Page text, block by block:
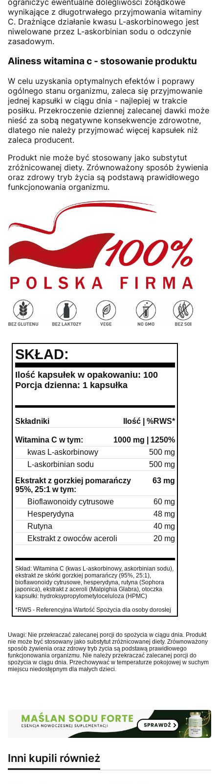
ograniczyć ewentualne dolegliwości żołądkowe
wynikające z długotrwałego przyjmowania witaminy
C. Drażniące działanie kwasu L-askorbinowego jest
niwelowane przez L-askorbinian sodu o odczynie
zasadowym.
Aliness witamina c - stosowanie produktu
W celu uzyskania optymalnych efektów i poprawy
ogólnego stanu organizmu, zaleca się przyjmowanie
jednej kapsułki w ciągu dnia - najlepiej w trakcie
posiłku. Przekroczenie dziennej zalecanej dawki może
nieść za sobą negatywne konsekwencje zdrowotne,
dlatego nie należy przyjmować więcej kapsułek niż
zaleca producent.
Produkt nie może być stosowany jako substytut
zróżnicowanej diety. Zrównoważony sposób żywienia
oraz zdrowy tryb życia są podstawą prawidłowego
funkcjonowania organizmu.
SKŁAD:
Ilość kapsułek w opakowaniu: 100
Porcja dzienna: 1 kapsułka
Składniki Ilość | %RWS*
Witamina C w tym:
1000 mg | 1250%
kwas L-askorbinowy
500 mg
L-askorbinian sodu
500 mg
Ekstrakt z gorzkiej pomarańczy
95%, 25:1 w tym:
63 mg
Bioflawonoidy cytrusowe
60 mg
Hesperydyna
48 mg
Rutyna
40 mg
Ekstrakt z owoców aceroli
20 mg
Skład: Witamina C (kwas L-askorbinowy, askorbinian sodu),
ekstrakt ze skórki gorzkiej pomarańczy (95%, 25:1),
bioflawonoidy cytrusowe, hesperydyna, rutyna (Sophora
japonica), ekstrakt z aceroli (Malpighia Glabra), otoczka
kapsułki: hydroksypropylometyloceluloza (HPMC)
*RWS - Referencyjna Wartość Spożycia dla osoby dorosłej
Uwagi: Nie przekraczać zalecanej porcji do spożycia w ciągu dnia. Produkt
nie może być stosowany jako substytut zróżnicowanej diety. Zrównoważony
sposób żywienia oraz zdrowy tryb życia są podstawą prawidłowego
funkcjonowania organizmu. Nie należy przekraczać zalecanej porcji do
spożycia w ciągu dnia. Przechowywać w temperaturze pokojowej w suchym
miejscu niedostępnym dla małych dzieci.
Inni kupili również